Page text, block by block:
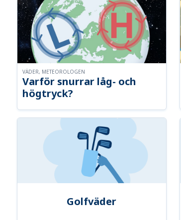
Varför snurrar låg- och
högtryck?
VÄDER, METEOROLOGEN
Golfväder